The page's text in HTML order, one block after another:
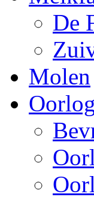
De
Molen